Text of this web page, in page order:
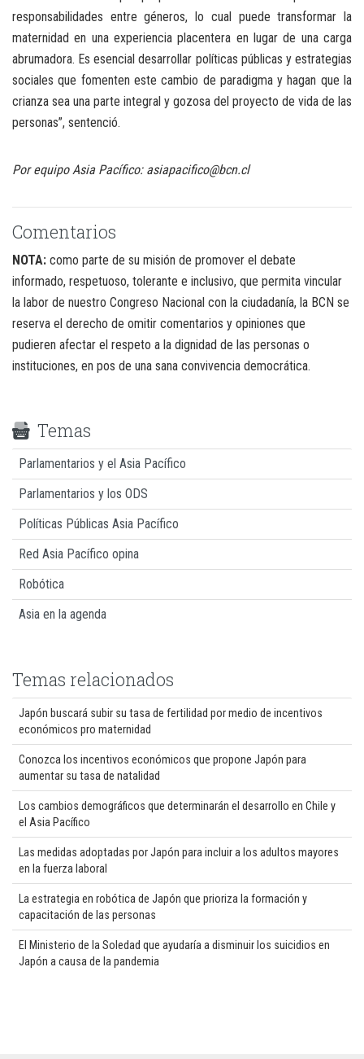
responsabilidades entre géneros, lo cual puede transformar la
maternidad en una experiencia placentera en lugar de una carga
abrumadora. Es esencial desarrollar políticas públicas y estrategias
sociales que fomenten este cambio de paradigma y hagan que la
crianza sea una parte integral y gozosa del proyecto de vida de las
personas”, sentenció.
Por equipo Asia Pacífico: asiapacifico@bcn.cl
Comentarios
NOTA: como parte de su misión de promover el debate
informado, respetuoso, tolerante e inclusivo, que permita vincular
la labor de nuestro Congreso Nacional con la ciudadanía, la BCN se
reserva el derecho de omitir comentarios y opiniones que
pudieren afectar el respeto a la dignidad de las personas o
instituciones, en pos de una sana convivencia democrática.
Temas
Parlamentarios y el Asia Pacífico
Parlamentarios y los ODS
Políticas Públicas Asia Pacífico
Red Asia Pacífico opina
Robótica
Asia en la agenda
Temas relacionados
Japón buscará subir su tasa de fertilidad por medio de incentivos
económicos pro maternidad
Conozca los incentivos económicos que propone Japón para
aumentar su tasa de natalidad
Los cambios demográficos que determinarán el desarrollo en Chile y
el Asia Pacífico
Las medidas adoptadas por Japón para incluir a los adultos mayores
en la fuerza laboral
La estrategia en robótica de Japón que prioriza la formación y
capacitación de las personas
El Ministerio de la Soledad que ayudaría a disminuir los suicidios en
Japón a causa de la pandemia